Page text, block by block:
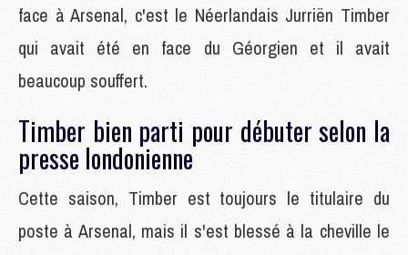
face à Arsenal, c'est le Néerlandais Jurriën Timber
qui avait été en face du Géorgien et il avait
beaucoup souffert.
Timber bien parti pour débuter selon la
presse londonienne
Cette saison, Timber est toujours le titulaire du
poste à Arsenal, mais il s'est blessé à la cheville le